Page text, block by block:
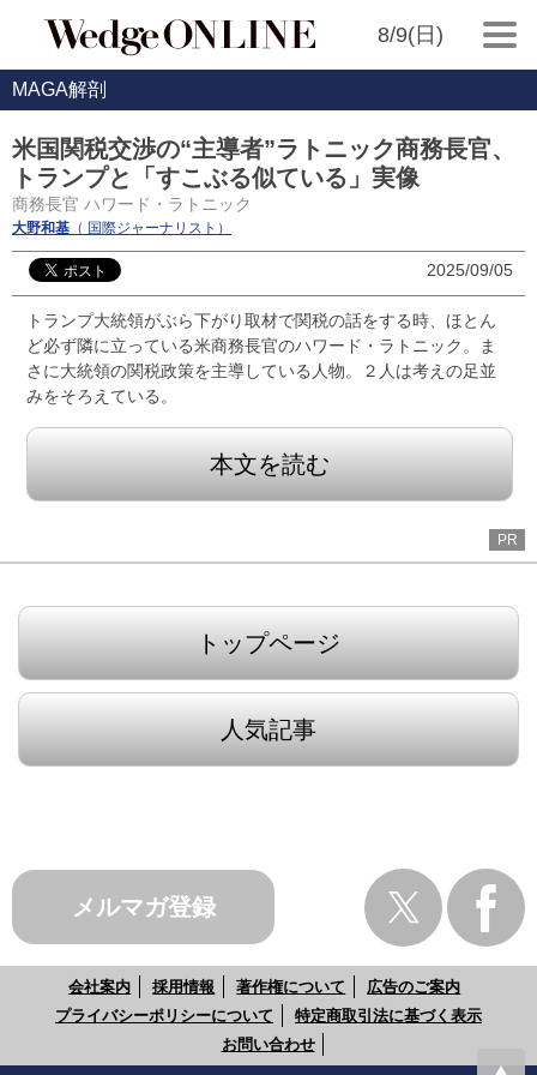
8/9(日)
MAGA解剖
米国関税交渉の“主導者”ラトニック商務長官、
トランプと「すこぶる似ている」実像
商務長官 ハワード・ラトニック
大野和基 （ 国際ジャーナリスト）
2025/09/05
トランプ大統領がぶら下がり取材で関税の話をする時、ほとん
ど必ず隣に立っている米商務長官のハワード・ラトニック。ま
さに大統領の関税政策を主導している人物。２人は考えの足並
みをそろえている。
本文を読む
PR
トップページ
人気記事
メルマガ登録
会社案内 採用情報 著作権について
広告のご案内
プライバシーポリシーについて
特定商取引法に基づく表示
お問い合わせ